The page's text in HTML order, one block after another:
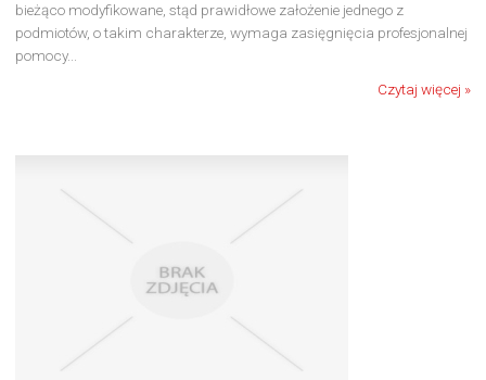
bieżąco modyfikowane, stąd prawidłowe założenie jednego z
podmiotów, o takim charakterze, wymaga zasięgnięcia profesjonalnej
pomocy...
Czytaj więcej »